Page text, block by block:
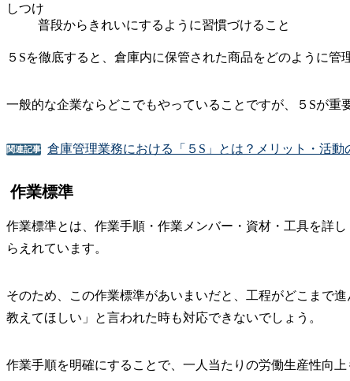
しつけ
普段からきれいにするように習慣づけること
５Sを徹底すると、倉庫内に保管された商品をどのように
一般的な企業ならどこでもやっていることですが、５Sが重
関連記事 倉庫管理業務における「５S」とは？メリット・活動
作業標準
作業標準とは、作業手順・作業メンバー・資材・工具を詳
らえれています。
そのため、この作業標準があいまいだと、工程がどこまで
教えてほしい」と言われた時も対応できないでしょう。
作業手順を明確にすることで、一人当たりの労働生産性向